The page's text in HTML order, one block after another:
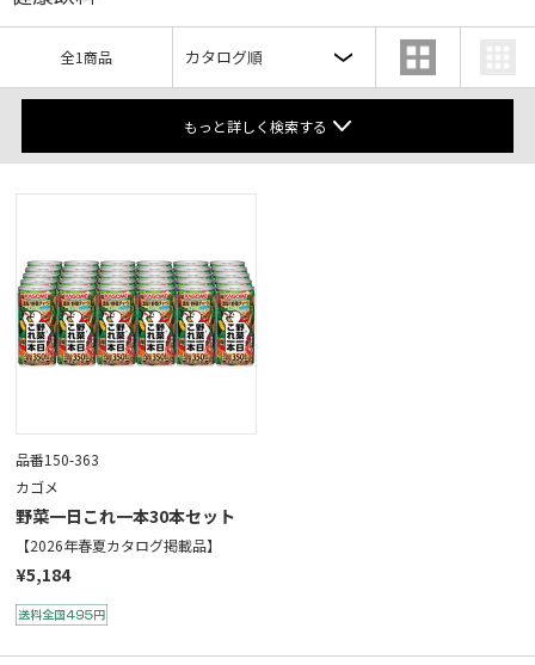
全1商品
もっと詳しく検索する
品番150-363
カゴメ
野菜一日これ一本30本セット
【2026年春夏カタログ掲載品】
¥5,184